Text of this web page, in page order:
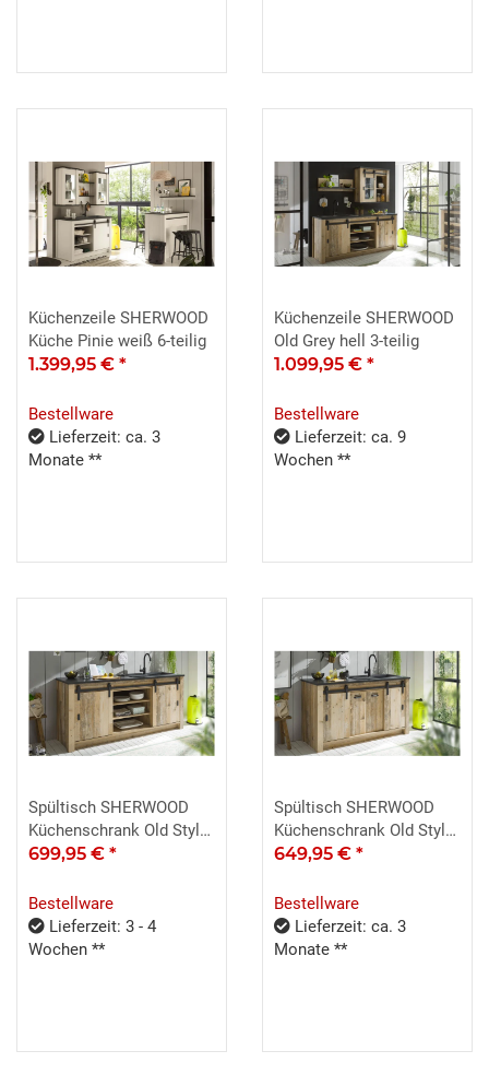
Küchenzeile SHERWOOD
Küche Pinie weiß 6-teilig
1.399,95 € *
Bestellware
Lieferzeit: ca. 3
Monate **
Küchenzeile SHERWOOD
Old Grey hell 3-teilig
1.099,95 € *
Bestellware
Lieferzeit: ca. 9
Wochen **
Spültisch SHERWOOD
Küchenschrank Old Style
hell 2 trg. 201 cm
699,95 € *
Bestellware
Lieferzeit: 3 - 4
Wochen **
Spültisch SHERWOOD
Küchenschrank Old Style
hell 4 Türen
649,95 € *
Bestellware
Lieferzeit: ca. 3
Monate **